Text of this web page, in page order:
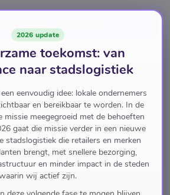
voor
& Medicines Others
2026 update
toekomst: van
naar stadslogistiek
eenvoudig idee: lokale ondernemers
en bereikbaar te worden. In de
missie meegegroeid met de behoeften
gaat die missie verder in een nieuwe
die retailers en merken
brengt, met snellere bezorging,
en minder impact in de steden
wij actief zijn.